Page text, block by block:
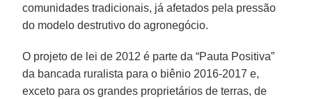
comunidades tradicionais, já afetados pela pressão
do modelo destrutivo do agronegócio.
O projeto de lei de 2012 é parte da “Pauta Positiva”
da bancada ruralista para o biênio 2016-2017 e,
exceto para os grandes proprietários de terras, de